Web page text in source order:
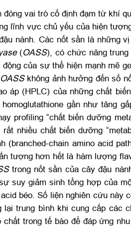
vai trò cố định đạm từ khí
lĩnh vực chủ yếu của hiện
nành. Các nốt sần là
(OASS), có chức năng
của sự thể hiện mạnh mẽ
OASSkhông ảnh hưởng đến số
áp (HPLC) của những chất
gần như tăng
profiling “chất biến dưỡng
nhiều chất biến dưỡng
(branched-chain amino acid
tượng hơn hết là hàm lượng
trong nốt sần của cây đậu
suy giảm sinh tổng hợp của
béo. Số liện nghiên cứu này
trung bình khi cung cấp các
trong tế bào để đáp ứng